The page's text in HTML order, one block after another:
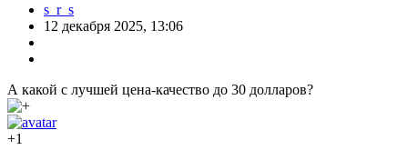
s_r_s
12 декабря 2025, 13:06
А какой с лучшей цена-качество до 30 долларов?
+1